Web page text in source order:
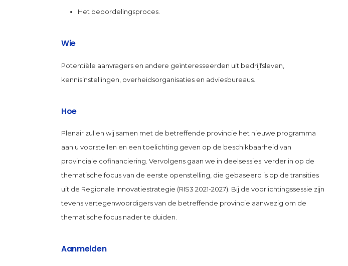
Het beoordelingsproces.
Wie
Potentiële aanvragers en andere geïnteresseerden uit bedrijfsleven,
kennisinstellingen, overheidsorganisaties en adviesbureaus.
Hoe
Plenair zullen wij samen met de betreffende provincie het nieuwe programma
aan u voorstellen en een toelichting geven op de beschikbaarheid van
provinciale cofinanciering. Vervolgens gaan we in deelsessies verder in op de
thematische focus van de eerste openstelling, die gebaseerd is op de transities
uit de Regionale Innovatiestrategie (RIS3 2021-2027). Bij de voorlichtingssessie zijn
tevens vertegenwoordigers van de betreffende provincie aanwezig om de
thematische focus nader te duiden.
Aanmelden